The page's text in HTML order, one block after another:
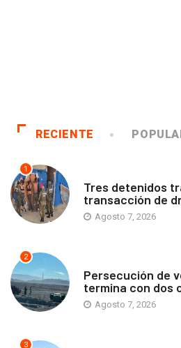
RECIENTE
1
Tres detenidos
transacción de
Agosto 7, 2026
2
Persecución de
termina con dos
Agosto 7, 2026
3